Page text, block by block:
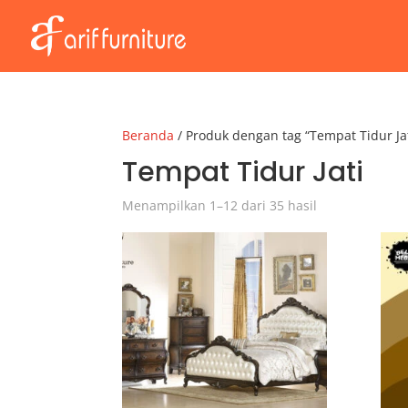
Beranda / Produk dengan tag “Tempat Tidur
Tempat Tidur Jati
Menampilkan 1–12 dari 35 hasil